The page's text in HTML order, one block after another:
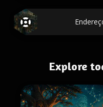
Explore